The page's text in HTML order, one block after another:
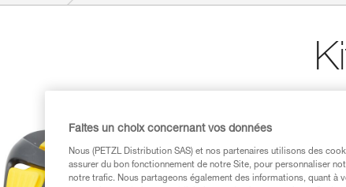
Kit
Kit de
Faites un choix concernant vos données
Nous (PETZL Distribution SAS) et nos partenaires utilisons des
assurer du bon fonctionnement de notre Site, pour personnaliser
notre trafic. Nous partageons également des informations, quant à